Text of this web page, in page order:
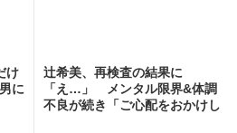
け
に
辻希美、再検査の結果に
「え…」 メンタル限界&体調
不良が続き「ご心配をおかけし